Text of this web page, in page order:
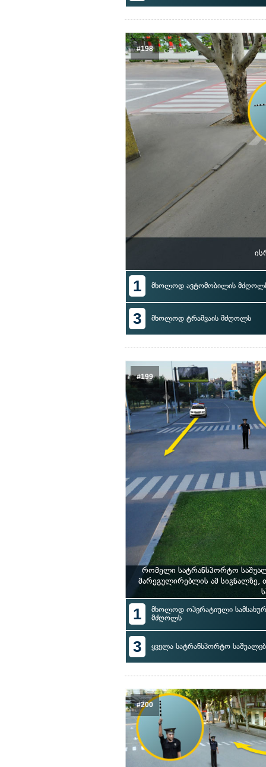
#198
1 მხოლოდ ავტომობილის
3 მხოლოდ ტრამვაის მძღოლს
#199
რომელი სატრანსპორტო
მარეგულირებლის ამ
1
მხოლოდ ოპერატიული
მძღოლს
3 ყველა სატრანსპორტო
#200